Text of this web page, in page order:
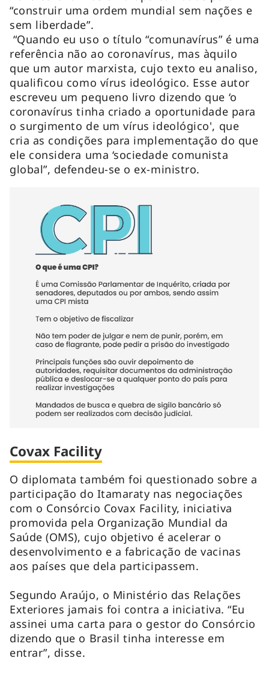
“construir uma ordem mundial sem nações e
sem liberdade”.
“Quando eu uso o título “comunavírus” é uma
referência não ao coronavírus, mas àquilo
que um autor marxista, cujo texto eu analiso,
qualificou como vírus ideológico. Esse autor
escreveu um pequeno livro dizendo que ‘o
coronavírus tinha criado a oportunidade para
o surgimento de um vírus ideológico', que
cria as condições para implementação do que
ele considera uma ‘sociedade comunista
global”, defendeu-se o ex-ministro.
Covax Facility
O diplomata também foi questionado sobre a
participação do Itamaraty nas negociações
com o Consórcio Covax Facility, iniciativa
promovida pela Organização Mundial da
Saúde (OMS), cujo objetivo é acelerar o
desenvolvimento e a fabricação de vacinas
aos países que dela participassem.
Segundo Araújo, o Ministério das Relações
Exteriores jamais foi contra a iniciativa. “Eu
assinei uma carta para o gestor do Consórcio
dizendo que o Brasil tinha interesse em
entrar”, disse.